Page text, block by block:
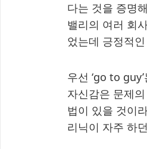
다는 것을 증명
밸리의 여러 회
었는데 긍정적
우선 ‘go to
자신감은 문제
법이 있을 것이
리닉이 자주 하